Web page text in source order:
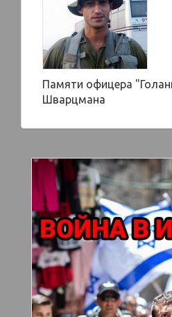
Памяти офицера
Шварцмана